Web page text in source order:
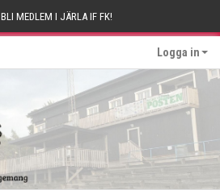
BLI MEDLEM I JÄRLA IF FK!
Logga in